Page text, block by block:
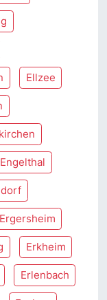
Ellzee
Engelthal
Ergersheim
Erkheim
Erlenbach